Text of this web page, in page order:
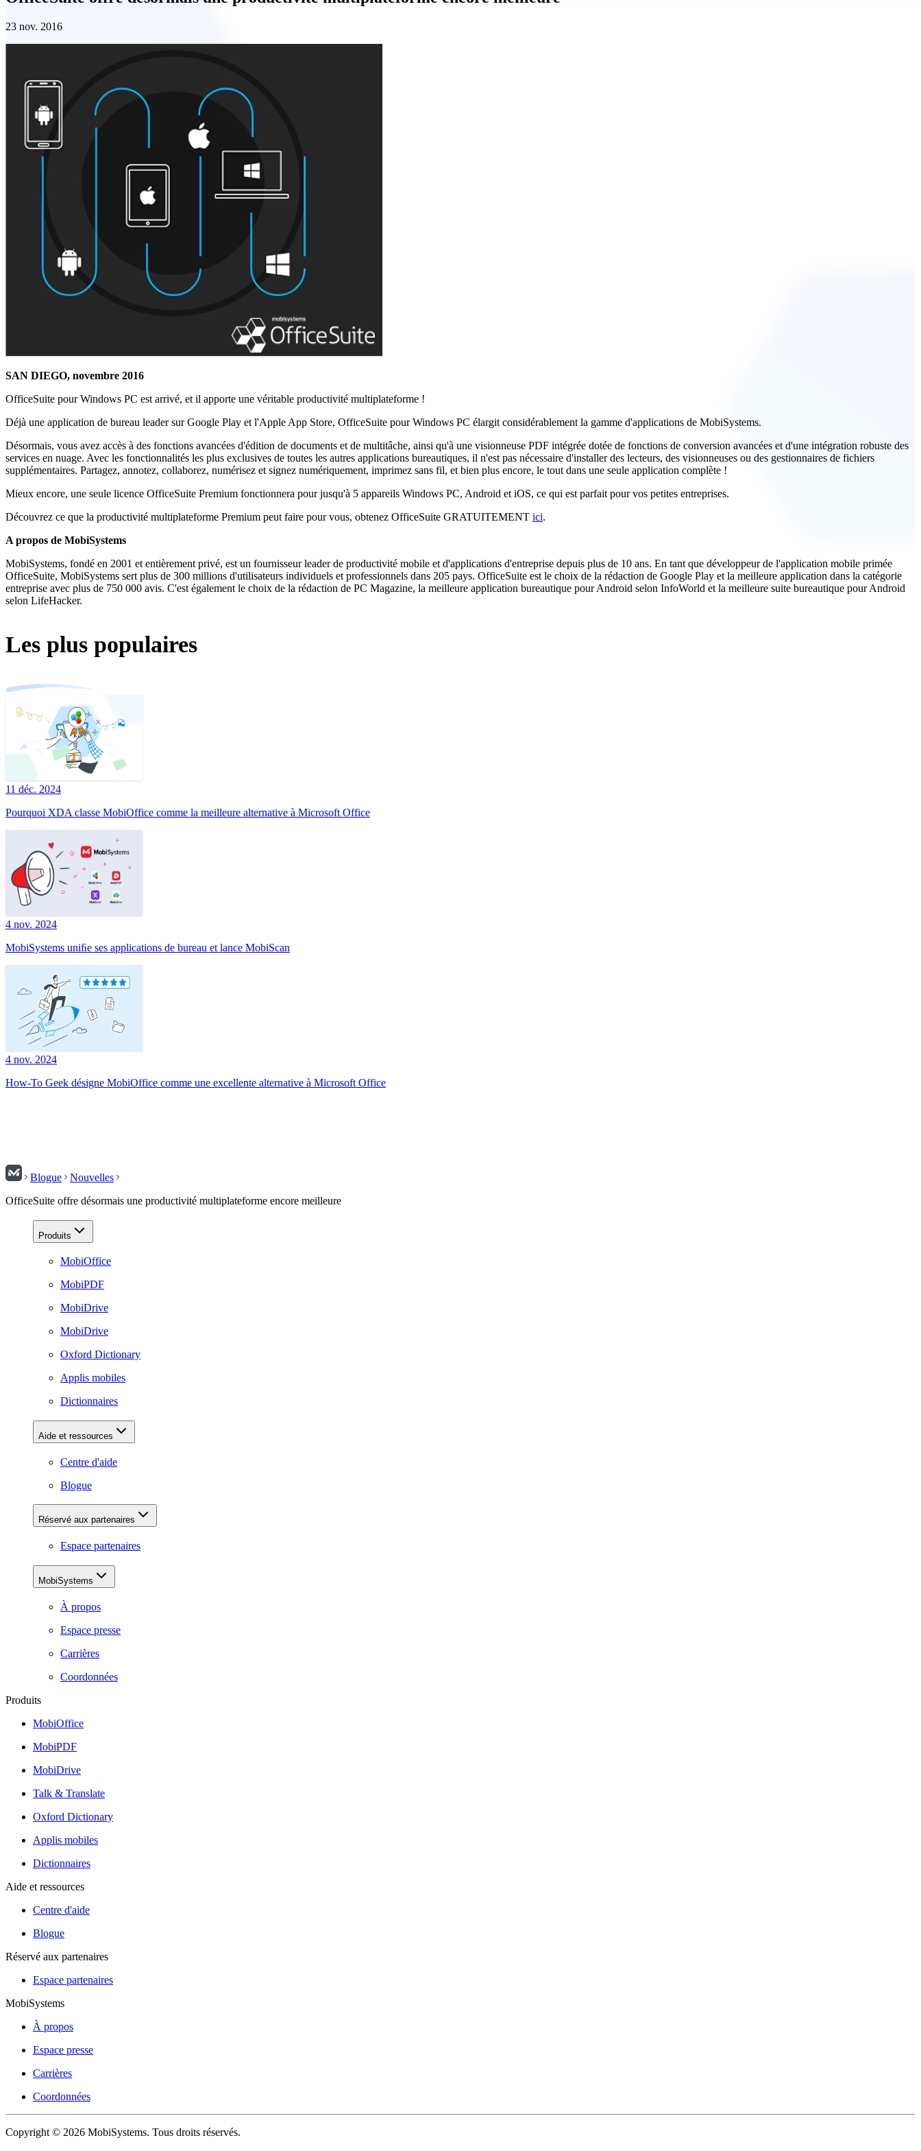
23 nov. 2016
SAN DIEGO, novembre 2016
OfficeSuite pour Windows PC est arrivé, et il apporte une véritable productivité multiplateforme !
Déjà une application de bureau leader sur Google Play et l'Apple App Store, OfficeSuite pour Windows PC élargit considérablement la gamme d'applications de MobiSystems.
Désormais, vous avez accès à des fonctions avancées d'édition de documents et de multitâche, ainsi qu'à une visionneuse PDF intégrée dotée de fonctions de conversion avancées et d'une intégration robuste des
services en nuage. Avec les fonctionnalités les plus exclusives de toutes les autres applications bureautiques, il n'est pas nécessaire d'installer des lecteurs, des visionneuses ou des gestionnaires de fichiers
supplémentaires. Partagez, annotez, collaborez, numérisez et signez numériquement, imprimez sans fil, et bien plus encore, le tout dans une seule application complète !
Mieux encore, une seule licence OfficeSuite Premium fonctionnera pour jusqu'à 5 appareils Windows PC, Android et iOS, ce qui est parfait pour vos petites entreprises.
Découvrez ce que la productivité multiplateforme Premium peut faire pour vous, obtenez OfficeSuite GRATUITEMENT ici.
A propos de MobiSystems
MobiSystems, fondé en 2001 et entièrement privé, est un fournisseur leader de productivité mobile et d'applications d'entreprise depuis plus de 10 ans. En tant que développeur de l'application mobile primée
OfficeSuite, MobiSystems sert plus de 300 millions d'utilisateurs individuels et professionnels dans 205 pays. OfficeSuite est le choix de la rédaction de Google Play et la meilleure application dans la catégorie
entreprise avec plus de 750 000 avis. C'est également le choix de la rédaction de PC Magazine, la meilleure application bureautique pour Android selon InfoWorld et la meilleure suite bureautique pour Android
selon LifeHacker.
Les plus populaires
11 déc. 2024
Pourquoi XDA classe MobiOffice comme la meilleure alternative à Microsoft Office
4 nov. 2024
MobiSystems uniﬁe ses applications de bureau et lance MobiScan
4 nov. 2024
How-To Geek désigne MobiOffice comme une excellente alternative à Microsoft Office
Blogue
Nouvelles
OfficeSuite offre désormais une productivité multiplateforme encore meilleure
Produits
MobiOffice
MobiPDF
MobiDrive
MobiDrive
Oxford Dictionary
Applis mobiles
Dictionnaires
Aide et ressources
Centre d'aide
Blogue
Réservé aux partenaires
Espace partenaires
MobiSystems
À propos
Espace presse
Carrières
Coordonnées
Produits
MobiOffice
MobiPDF
MobiDrive
Talk & Translate
Oxford Dictionary
Applis mobiles
Dictionnaires
Aide et ressources
Centre d'aide
Blogue
Réservé aux partenaires
Espace partenaires
MobiSystems
À propos
Espace presse
Carrières
Coordonnées
Copyright © 2026 MobiSystems. Tous droits réservés.